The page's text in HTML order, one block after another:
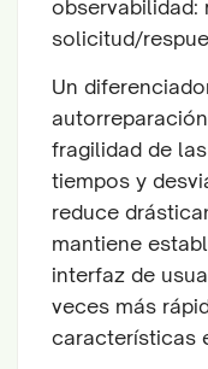
observabilidad:
solicitud/
Un
fragilidad de
tiempos y
reduce
mantiene
interfaz de
veces más
características